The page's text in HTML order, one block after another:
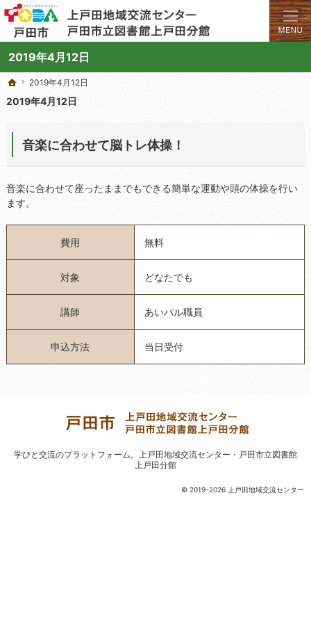
2019年4月12日
学びと交流のプラットフォーム。地域の講座や施設をご案内しています。
上戸田地域交流センターや戸田市立図書館上戸田分館の総合案内サイト
ホーム
2019年4月12日
2019年4月12日
音楽に合わせて脳トレ体操！
音楽に合わせて座ったままでもできる簡単な運動や頭の体操を行い
ます。
費用 無料
対象 どなたでも
講師 あいパル職員
申込方法 当日受付
ホーム
2019年4月12日
© 2019-2026 上戸田地域交流センター
学びと交流のプラットフォーム。
上戸田地域交流センター・戸田市立図書館
上戸田分館